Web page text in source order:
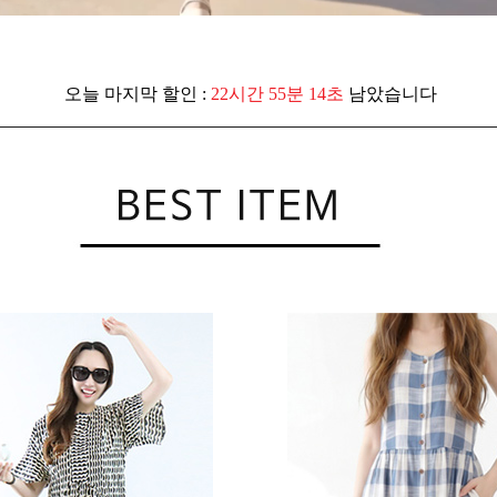
오늘 마지막 할인 : 22시간 55분 12초 남았습니다